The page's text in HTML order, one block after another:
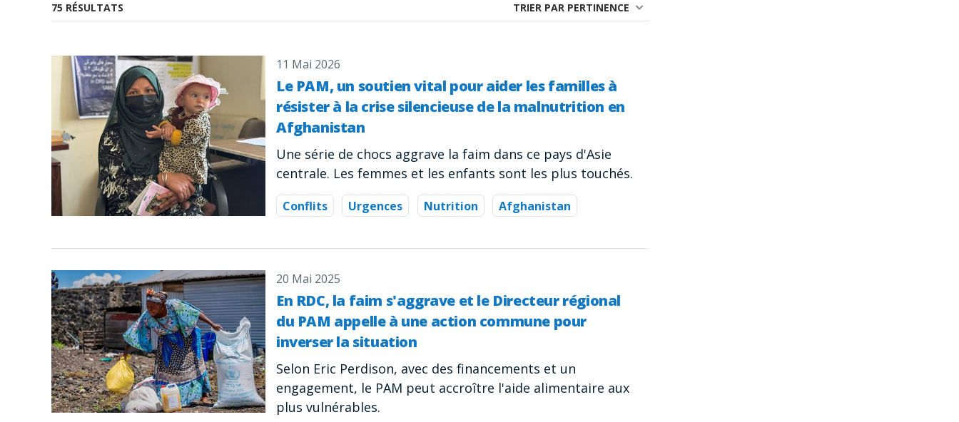
75 RÉSULTATS TRIER PAR PERTINENCE
11 Mai 2026
Le PAM, un soutien vital pour aider les familles à
résister à la crise silencieuse de la malnutrition en
Afghanistan
Une série de chocs aggrave la faim dans ce pays d'Asie
centrale. Les femmes et les enfants sont les plus touchés.
Conflits Urgences Nutrition Afghanistan
20 Mai 2025
En RDC, la faim s'aggrave et le Directeur régional
du PAM appelle à une action commune pour
inverser la situation
Selon Eric Perdison, avec des financements et un
engagement, le PAM peut accroître l'aide alimentaire aux
plus vulnérables.